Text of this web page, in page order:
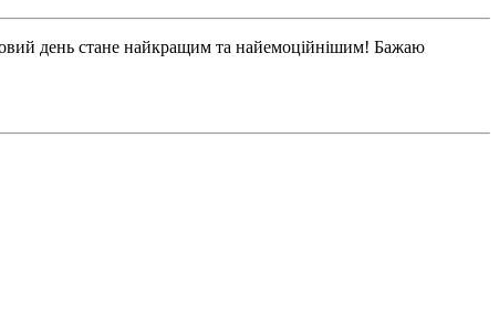
день стане найкращим та найемоційнішим! Бажаю